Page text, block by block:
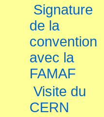
Signature
de la
convention
avec la
FAMAF
Visite du
CERN